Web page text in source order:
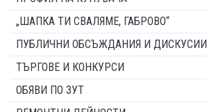
„ШАПКА ТИ СВАЛЯМЕ, ГАБРОВО“
ПУБЛИЧНИ ОБСЪЖДАНИЯ И ДИСКУСИИ
ТЪРГОВЕ И КОНКУРСИ
ОБЯВИ ПО ЗУТ